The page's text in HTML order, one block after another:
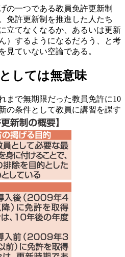
一つである教員免許更新制
免許更新制を推進した人たち
立てなくなるか、あるいは更新
）するようになるだろう、と考
見ていない空論である。
しては無意味
まで無期限だった教員免許に10
の条件として教員に講習を課す